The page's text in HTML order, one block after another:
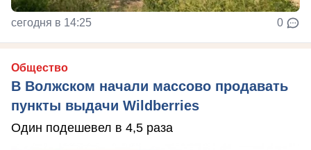
сегодня в 14:25 0
Общество
В Волжском начали массово продавать
пункты выдачи Wildberries
Один подешевел в 4,5 раза